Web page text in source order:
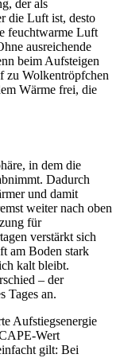
der als
die Luft ist, desto
feuchtwarme Luft
ausreichende
beim Aufsteigen
zu Wolkentröpfchen
Wärme frei, die
in dem die
Dadurch
und damit
weiter nach oben
für
verstärkt sich
am Boden stark
kalt bleibt.
– der
Tages an.
Aufstiegsenergie
Wert
gilt: Bei